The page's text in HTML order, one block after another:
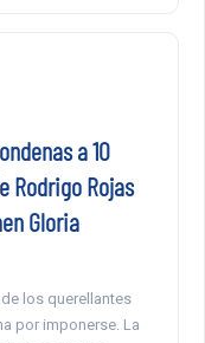
a 10
Rodrigo Rojas
Gloria
los querellantes
por imponerse. La